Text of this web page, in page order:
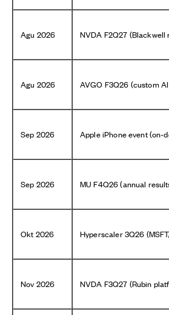
Agu 2026 NVDA F2Q27 (Blackwell
Agu 2026 AVGO F3Q26 (custom
Sep 2026 Apple iPhone event (on-
Sep 2026 MU F4Q26 (annual
Okt 2026 Hyperscaler 3Q26
Nov 2026 NVDA F3Q27 (Rubin